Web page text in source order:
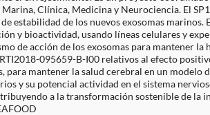
Clínica, Medicina y Neurociencia. El
estabilidad de los nuevos exosomas marinos.
y bioactividad, usando líneas celulares y
de acción de los exosomas para mantener
095659-B-I00 relativos al efecto
mantener la salud cerebral en un modelo
y su potencial actividad en el sistema
a la transformación sostenible de la